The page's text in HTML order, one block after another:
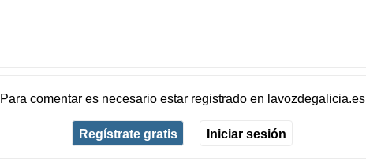
Para comentar es necesario estar registradoen lavozdegalicia.es
Regístrate gratis Iniciar sesión